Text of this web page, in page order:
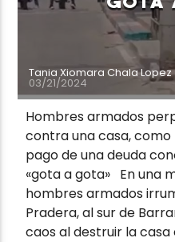
Tania Xiomara Chala Lopez
03/21/2024
Hombres armados
contra una casa,
pago de una deuda
«gota a gota» En una
hombres armados
Pradera, al sur de
caos al destruir la casa